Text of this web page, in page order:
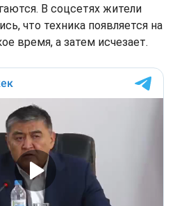
В соцсетях жители
что техника появляется на
время, а затем исчезает.